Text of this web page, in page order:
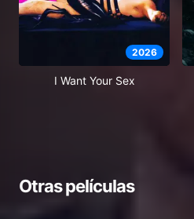
2026
I Want Your Sex
Otras películas